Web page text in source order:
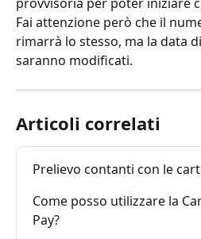
Fai attenzione però che il
rimarrà lo stesso, ma la data
saranno modificati.
Articoli correlati
Prelievo contanti con le
Come posso utilizzare la
Pay?